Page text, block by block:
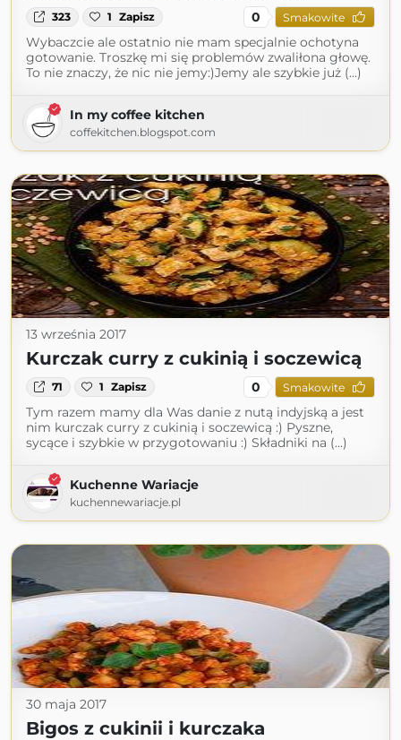
323 1 Zapisz 0 Smakowite
Wybaczcie ale ostatnio nie mam specjalnie ochotyna
gotowanie. Troszkę mi się problemów zwaliłona głowę.
To nie znaczy, że nic nie jemy:)Jemy ale szybkie już (...)
In my coffee kitchen
coffekitchen.blogspot.com
13 września 2017
Kurczak curry z cukinią i soczewicą
71 1 Zapisz 0 Smakowite
Tym razem mamy dla Was danie z nutą indyjską a jest
nim kurczak curry z cukinią i soczewicą :) Pyszne,
sycące i szybkie w przygotowaniu :) Składniki na (...)
Kuchenne Wariacje
kuchennewariacje.pl
30 maja 2017
Bigos z cukinii i kurczaka